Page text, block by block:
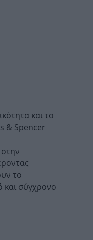
και το
& Spencer
το
και σύγχρονο